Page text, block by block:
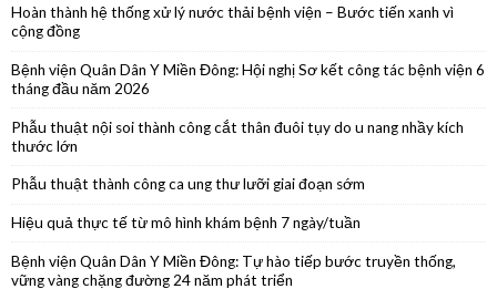
Phẫu thuật nội soi thành công cắt thân đuôi tụy do u nang nhầy kích
Phẫu thuật thành công ca ung thư lưỡi giai đoạn sớm
Hiệu quả thực tế từ mô hình khám bệnh 7 ngày/tuần
vững vàng chặng đường 24 năm phát triển
Phẫu thuật nội soi cắt bán phần dưới dạ dày, vét hạch D2 thành công